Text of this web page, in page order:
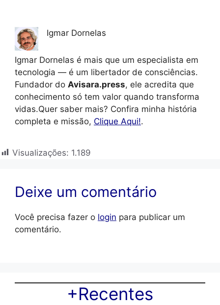
Igmar Dornelas
Igmar Dornelas é mais que um especialista em
tecnologia — é um libertador de consciências.
Fundador do Avisara.press, ele acredita que
conhecimento só tem valor quando transforma
vidas.Quer saber mais? Confira minha história
completa e missão, Clique Aqui!.
Visualizações: 1.189
Deixe um comentário
Você precisa fazer o login para publicar um
comentário.
+Recentes